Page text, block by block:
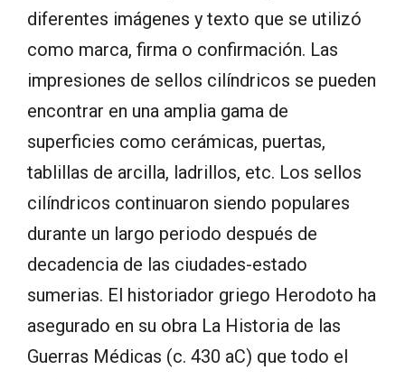
diferentes imágenes y texto que se utilizó
como marca, firma o confirmación. Las
impresiones de sellos cilíndricos se pueden
encontrar en una amplia gama de
superficies como cerámicas, puertas,
tablillas de arcilla, ladrillos, etc. Los sellos
cilíndricos continuaron siendo populares
durante un largo periodo después de
decadencia de las ciudades-estado
sumerias. El historiador griego Herodoto ha
asegurado en su obra La Historia de las
Guerras Médicas (c. 430 aC) que todo el